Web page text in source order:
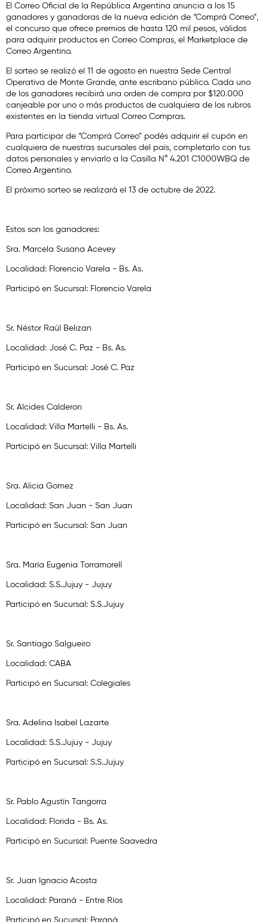
El Correo Oficial de la República Argentina anuncia a los 15
ganadores y ganadoras de la nueva edición de “Comprá Correo”,
el concurso que ofrece premios de hasta 120 mil pesos, válidos
para adquirir productos en Correo Compras, el Marketplace de
Correo Argentino.
El sorteo se realizó el 11 de agosto en nuestra Sede Central
Operativa de Monte Grande, ante escribano público. Cada uno
de los ganadores recibirá una orden de compra por $120.000
canjeable por uno o más productos de cualquiera de los rubros
existentes en la tienda virtual Correo Compras.
Para participar de “Comprá Correo” podés adquirir el cupón en
cualquiera de nuestras sucursales del país, completarlo con tus
datos personales y enviarlo a la Casilla N° 4.201 C1000WBQ de
Correo Argentino.
El próximo sorteo se realizará el 13 de octubre de 2022.
Estos son los ganadores:
Sra. Marcela Susana Acevey
Localidad: Florencio Varela - Bs. As.
Participó en Sucursal: Florencio Varela
Sr. Néstor Raúl Belizan
Localidad: José C. Paz - Bs. As.
Participó en Sucursal: José C. Paz
Sr. Alcides Calderon
Localidad: Villa Martelli - Bs. As.
Participó en Sucursal: Villa Martelli
Sra. Alicia Gomez
Localidad: San Juan - San Juan
Participó en Sucursal: San Juan
Sra. María Eugenia Torramorell
Localidad: S.S.Jujuy - Jujuy
Participó en Sucursal: S.S.Jujuy
Sr. Santiago Salgueiro
Localidad: CABA
Participó en Sucursal: Colegiales
Sra. Adelina Isabel Lazarte
Localidad: S.S.Jujuy - Jujuy
Participó en Sucursal: S.S.Jujuy
Sr. Pablo Agustín Tangorra
Localidad: Florida - Bs. As.
Participó en Sucursal: Puente Saavedra
Sr. Juan Ignacio Acosta
Localidad: Paraná - Entre Ríos
Participó en Sucursal: Paraná